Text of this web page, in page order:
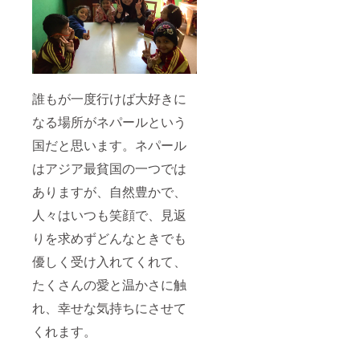
誰もが一度行けば大好きに
なる場所がネパールという
国だと思います。ネパール
はアジア最貧国の一つでは
ありますが、自然豊かで、
人々はいつも笑顔で、見返
りを求めずどんなときでも
優しく受け入れてくれて、
たくさんの愛と温かさに触
れ、幸せな気持ちにさせて
くれます。